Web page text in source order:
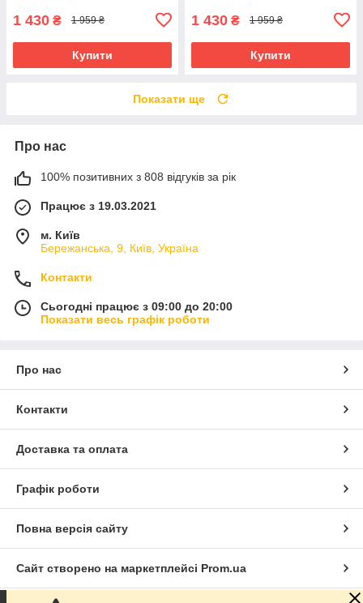
1 430 ₴ 1 959 ₴
Купити
1 430 ₴ 1 959 ₴
Купити
Показати ще
Про нас
100% позитивних з 808 відгуків за рік
Працює з 19.03.2021
м. Київ
Бережанська, 9, Київ, Україна
Контакти
Сьогодні працює з 09:00 до 20:00
Показати весь графік роботи
Про нас
Контакти
Доставка та оплата
Графік роботи
Повна версія сайту
Сайт створено на маркетплейсі Prom.ua